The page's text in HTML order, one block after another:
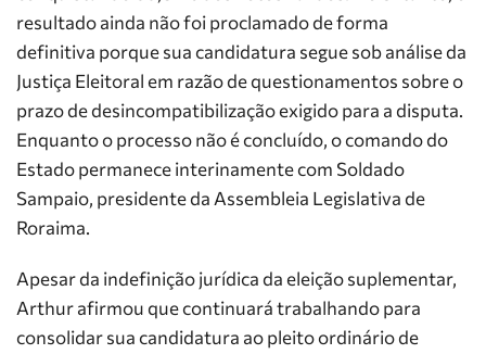
resultado ainda não foi proclamado de forma
definitiva porque sua candidatura segue sob análise da
Justiça Eleitoral em razão de questionamentos sobre o
prazo de desincompatibilização exigido para a disputa.
Enquanto o processo não é concluído, o comando do
Estado permanece interinamente com Soldado
Sampaio, presidente da Assembleia Legislativa de
Roraima.
Apesar da indefinição jurídica da eleição suplementar,
Arthur afirmou que continuará trabalhando para
consolidar sua candidatura ao pleito ordinário de